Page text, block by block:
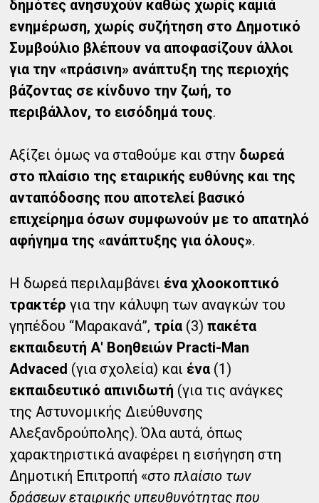
δημότες ανησυχούν καθώς χωρίς καμιά
ενημέρωση, χωρίς συζήτηση στο Δημοτικό
Συμβούλιο βλέπουν να αποφασίζουν άλλοι
για την «πράσινη» ανάπτυξη της περιοχής
βάζοντας σε κίνδυνο την ζωή, το
περιβάλλον, το εισόδημά τους.
Αξίζει όμως να σταθούμε και στην δωρεά
στο πλαίσιο της εταιρικής ευθύνης και της
ανταπόδοσης που αποτελεί βασικό
επιχείρημα όσων συμφωνούν με το απατηλό
αφήγημα της «ανάπτυξης για όλους».
Η δωρεά περιλαμβάνει ένα χλοοκοπτικό
τρακτέρ για την κάλυψη των αναγκών του
γηπέδου “Μαρακανά”, τρία (3)πακέτα
εκπαιδευτή Α' Βοηθειών Practi-Man
Advaced (για σχολεία) και ένα (1)
εκπαιδευτικό απινιδωτή (για τις ανάγκες
της Αστυνομικής Διεύθυνσης
Αλεξανδρούπολης). Όλα αυτά, όπως
χαρακτηριστικά αναφέρει η εισήγηση στη
Δημοτική Επιτροπή «στο πλαίσιο των
δράσεων εταιρικής υπευθυνότητας που